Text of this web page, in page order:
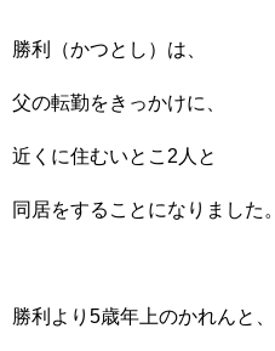
勝利（かつとし）は、
父の転勤をきっかけに、
近くに住むいとこ2人と
同居をすることになりました。
勝利より5歳年上のかれんと、